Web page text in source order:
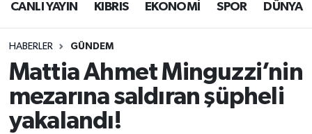
CANLI YAYIN KIBRIS EKONOMİ SPOR DÜNYA
HABERLER GÜNDEM
Mattia Ahmet Minguzzi’nin
mezarına saldıran şüpheli
yakalandı!
EKONOMİ
MAGAZİN
SAĞLIK
SPOR
Lefkoşa Trafik Yoğunluk Haritası
Süper Lig Puan Durumu ve Fikstür
Tüm Manşetler
Son Dakika Haberleri